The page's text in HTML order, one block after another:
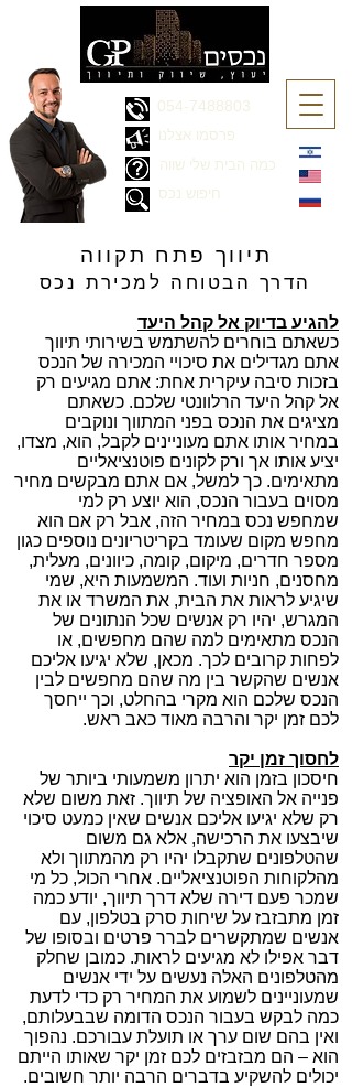
054-7488803
כמה הבית שלי שווה
פרסמו אצלנו
חיפוש נכס
תיווך פתח תקווה
הדרך הבטוחה ל מכירת נכס
להגיע בדיוק אל קהל היעד
כשאתם בוחרים להשתמש בשירותי תיווך
אתם מגדילים את סיכויי המכירה של הנכס
בזכות סיבה עיקרית אחת: אתם מגיעים רק
אל קהל היעד הרלוונטי שלכם. כשאתם
מציגים את הנכס בפני המתווך ונוקבים
במחיר אותו אתם מעוניינים לקבל, הוא, מצדו,
יציע אותו אך ורק לקונים פוטנציאליים
מתאימים. כך למשל, אם אתם מבקשים מחיר
מסוים בעבור הנכס, הוא יוצע רק למי
שמחפש נכס במחיר הזה, אבל רק אם הוא
מחפש מקום שעומד בקריטריונים נוספים כגון
מספר חדרים, מיקום, קומה, כיוונים, מעלית,
מחסנים, חניות ועוד. המשמעות היא, שמי
שיגיע לראות את הבית, את המשרד או את
המגרש, יהיו רק אנשים שכל הנתונים של
הנכס מתאימים למה שהם מחפשים, או
לפחות קרובים לכך. מכאן, שלא יגיעו אליכם
אנשים שהקשר בין מה שהם מחפשים לבין
הנכס שלכם הוא מקרי בהחלט, וכך ייחסך
לכם זמן יקר והרבה מאוד כאב ראש.
לחסוך זמן יקר
חיסכון בזמן הוא יתרון משמעותי ביותר של
פנייה אל האופציה של תיווך. זאת משום שלא
רק שלא יגיעו אליכם אנשים שאין כמעט סיכוי
שיבצעו את הרכישה, אלא גם משום
שהטלפונים שתקבלו יהיו רק מהמתווך ולא
מהלקוחות הפוטנציאליים. אחרי הכול, כל מי
שמכר פעם דירה שלא דרך תיווך, יודע כמה
זמן מתבזבז על שיחות סרק בטלפון, עם
אנשים שמתקשרים לברר פרטים ובסופו של
דבר אפילו לא מגיעים לראות. כמובן שחלק
מהטלפונים האלה נעשים על ידי אנשים
שמעוניינים לשמוע את המחיר רק כדי לדעת
כמה לבקש בעבור הנכס הדומה שבבעלותם,
ואין בהם שום ערך או תועלת עבורכם. נהפוך
הוא – הם מבזבזים לכם זמן יקר שאותו הייתם
יכולים להשקיע בדברים הרבה יותר חשובים.